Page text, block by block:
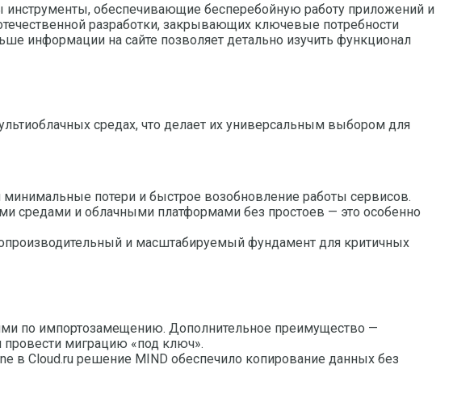
инструменты, обеспечивающие бесперебойную работу приложений и
разработки, закрывающих ключевые потребности
информации на сайте позволяет детально изучить функционал
средах, что делает их универсальным выбором для
потери и быстрое возобновление работы сервисов.
средами и облачными платформами без простоев — это особенно
и масштабируемый фундамент для критичных
по импортозамещению. Дополнительное преимущество —
провести миграцию «под ключ».
в Cloud.ru решение MIND обеспечило копирование данных без